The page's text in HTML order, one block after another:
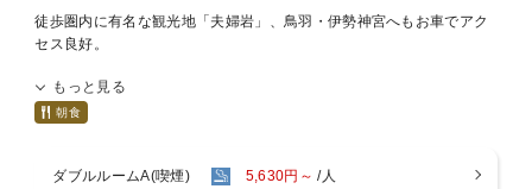
1818）
・午後便：伊勢市駅(外宮口) 出発時刻：15:00/16:00/17:00
のみ浦田町バス停まで運行)
※Webでのご予約は承っておりません。
※ご予約が無い場合は運行いたしません。
※交通規制等で運行しない場合もございます。
徒歩圏内に有名な観光地「夫婦岩」、鳥羽・伊勢神宮へもお車でアク
セス良好。
波音をに耳を傾けながら過ごす時間は、日常を忘れる贅沢な瞬間、思
い出作りにぴったりです。
【駐車場】
もっと見る
朝食
ダブルルームA(喫煙) 5,630円～ /人